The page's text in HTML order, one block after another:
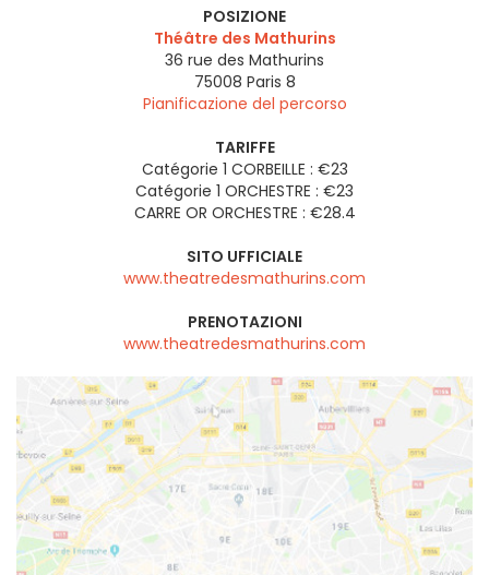
POSIZIONE
Théâtre des Mathurins
36 rue des Mathurins
75008 Paris 8
Pianificazione del percorso
TARIFFE
Catégorie 1 CORBEILLE : €23
Catégorie 1 ORCHESTRE : €23
CARRE OR ORCHESTRE : €28.4
SITO UFFICIALE
www.theatredesmathurins.com
PRENOTAZIONI
www.theatredesmathurins.com